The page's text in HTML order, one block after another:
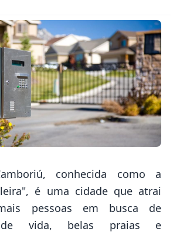
conhecida como a
é uma cidade que atrai
pessoas em busca de
de vida, belas praias e